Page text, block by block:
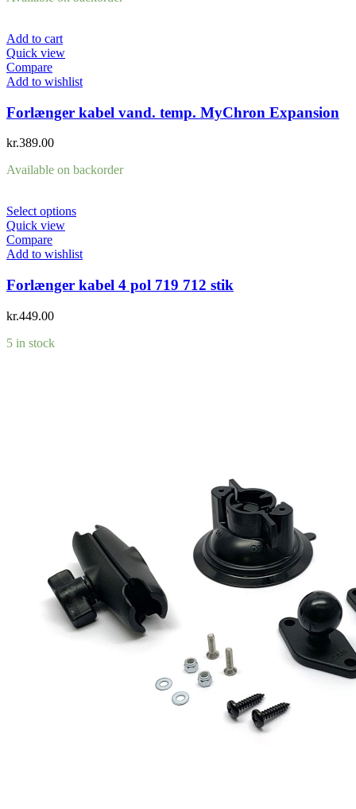
Add to cart
Quick view
Compare
Add to wishlist
Forlænger kabel vand. temp. MyChron Expansion
kr.389.00
Available on backorder
Select options
Quick view
Compare
Add to wishlist
Forlænger kabel 4 pol 719 712 stik
kr.449.00
5 in stock